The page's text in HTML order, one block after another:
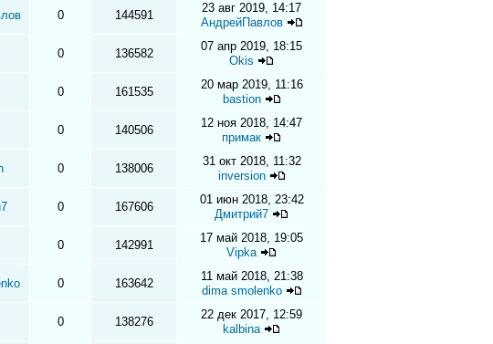
0 144591
23 авг 2019, 14:17
АндрейПавлов
0 136582
07 апр 2019, 18:15
Okis
0 161535
20 мар 2019, 11:16
bastion
0 140506
12 ноя 2018, 14:47
примак
0 138006
31 окт 2018, 11:32
inversion
0 167606
01 июн 2018, 23:42
Дмитрий7
0 142991
17 май 2018, 19:05
Vipka
0 163642
11 май 2018, 21:38
dima smolenko
0 138276
22 дек 2017, 12:59
kalbina